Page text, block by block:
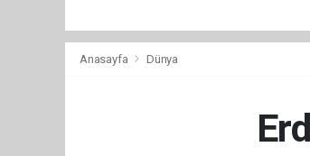
Anasayfa Dünya